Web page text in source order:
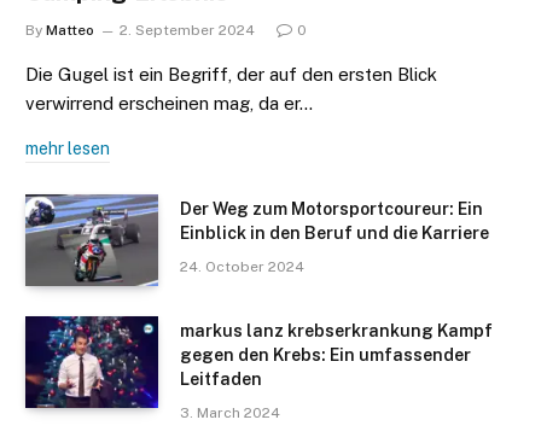
By Matteo 2. September 2024 0
Die Gugel ist ein Begriff, der auf den ersten Blick
verwirrend erscheinen mag, da er…
mehr lesen
Der Weg zum Motorsportcoureur: Ein
Einblick in den Beruf und die Karriere
24. October 2024
markus lanz krebserkrankung Kampf
gegen den Krebs: Ein umfassender
Leitfaden
3. March 2024